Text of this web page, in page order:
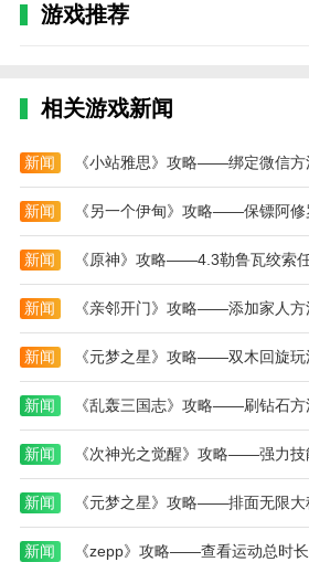
游戏推荐
相关游戏新闻
新闻 《小站雅思》攻略——绑定微信方
新闻 《另一个伊甸》攻略——保镖阿修
新闻 《原神》攻略——4.3勒鲁瓦绞索
新闻 《亲邻开门》攻略——添加家人方
新闻 《元梦之星》攻略——双木回旋玩
新闻 《乱轰三国志》攻略——刷钻石方
新闻 《次神光之觉醒》攻略——强力技
新闻 《元梦之星》攻略——排面无限
新闻 《zepp》攻略——查看运动总时